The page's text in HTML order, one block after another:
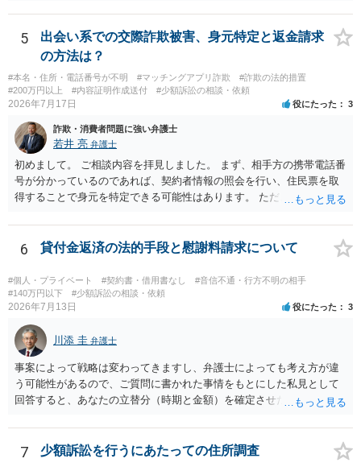
す。 一方、このチケット購入には「相手方と一緒に行く」という合意
も付随していたことを無視することができません。こちらを重視すれ
ば、交際を終了させたことにより「一緒に行く」という結果の実現に
重大な障害が発生しており、当然にチケットを引き渡すべきといえる
かは微妙であり、むしろ返金すべきとするのが当事者の合理的意思に
合致するのではないか、という判断に傾くことになると思います。 例
隣り合わせになることは避けたいという心理が働くことも無理からぬ
ところです。一方、チケットがエリア指定のアリーナ席であれば隣り
合わせにならずに済むかもしれませんし、そのチケットが入手困難で
あったり特別席であったりすれば、判断は変わってくるかもしれませ
ん。当該チケットがチケット転売防止法に規定する特定興行入場券に
外に選択肢がない場合もあるでしょう。 このように、本件の紛争は、
法的には「当事者の合理的意思」がどこにあるのかを追求した解決が
必要になると思われます。なかなか難しい問題なので、弁護士によっ
ても回答は異なるかもしれません。
5
出会い系での交際詐欺被害、身元特定と返金請求
の方法は？
#本名・住所・電話番号が不明 #マッチングアプリ詐欺
#詐欺の法的措置
#200万円以上
#内容証明作成送付 #少額訴訟の相談・依頼
2026年7月17日 役にたった 3
詐欺・消費者問題に強い弁護士
若井 亮 弁護士
初めまして。 ご相談内容を拝見しました。 まず、相手方の携帯電話番
号が分かっているのであれば、契約者情報の照会を行い、住民票を取
得することで身元を特定できる可能性はあります。 ただ、他人名義の
ろです。 LINEについても、詐欺の事案であれば照会できる可能性はあ
りますが、携帯電話の番号を経由する方法より難しくなります。 身元
を特定した後は、返金の理屈があるかどうかを確認していきます。 基
本的に贈与に該当する場合には返金請求ができません。 詐欺を含め、
当方に返金の理屈があるかどうかを確認していきます。 さらに、渡し
た金額について、裏付けがあるかどうかも精査します。 上記を経て、
身元の特定、返金の理屈があると判断できるのであれば、まずは交渉
からスタートすることになるでしょう。 ご理解のとおり、詐欺である
ことの立証は簡単ではありません。 刑事事件化が出来るのであれば、
返金交渉で有利になる可能性がありますが、民事上の詐欺の立証以上
に難しいところがあります。 こちらについては、一度、最寄りの警察
署に被害相談をするようにしてください。 具体的な見通しに関して
6 貸付金返済の法的手段と慰謝料請求について
#個人・プライベート #契約書・借用書なし
#音信不通・行方不明の相手
#140万円以下
#少額訴訟の相談・依頼
2026年7月13日 役にたった 3
川添 圭 弁護士
事案によって戦略は変わってきますし、弁護士によっても考え方が違
う可能性があるので、ご質問に書かれた事情をもとにした私見として
回答すると、あなたの立替分（時期と金額）を確定させた上で、淡々
と、もし異議申立てがなされる可能性が高そうであれば時間の浪費
（通常訴訟へ移行する日数分空転する）になりますし、支払督促及び
その異議後の通常訴訟は相手方の住所地が管轄裁判所になるため（特
7 少額訴訟を行うにあたっての住所調査